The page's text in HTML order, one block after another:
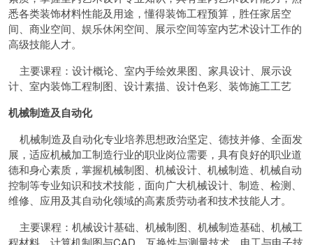
悉各类装饰材料性能及用途，懂得装饰工程预算，胜任家居空
间、商业空间、娱乐休闲空间、展示空间等室内艺术设计工作的
高级技能人才。
主要课程：设计概论、室内手绘效果图、家具设计、展示设
计、室内装饰工程制图、设计素描、设计色彩、装饰施工工艺
机械制造及自动化
机械制造及自动化专业培养思想政治坚定、德技并修、全面发
展，适应机械加工制造行业的职业岗位需要，具有良好的职业道
德和身心素质，掌握机械制图、机械设计、机械制造、机械自动
控制等专业知识和技术技能，面向广大机械设计、制造、检测、
维修、应用及其自动化领域的高素质劳动者和技术技能人才。
主要课程：机械设计基础、机械制图、机械制造基础、机械工
程材料、计算机制图与CAD、互换性与测量技术、电工与电子技